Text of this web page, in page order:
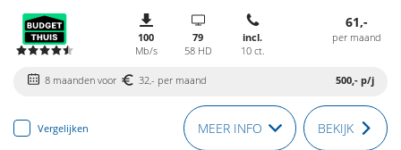
100
Mb/s
79
58 HD
incl.
10 ct.
61,-
per maand
8 maanden voor 32,- per maand 500,- p/j
Vergelijken MEER INFO BEKIJK